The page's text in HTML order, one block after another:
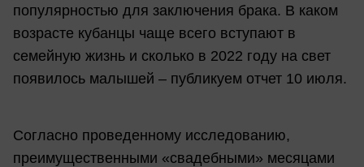
популярностью для заключения брака. В каком
возрасте кубанцы чаще всего вступают в
семейную жизнь и сколько в 2022 году на свет
появилось малышей – публикуем отчет 10 июля.
Согласно проведенному исследованию,
преимущественными «свадебными» месяцами